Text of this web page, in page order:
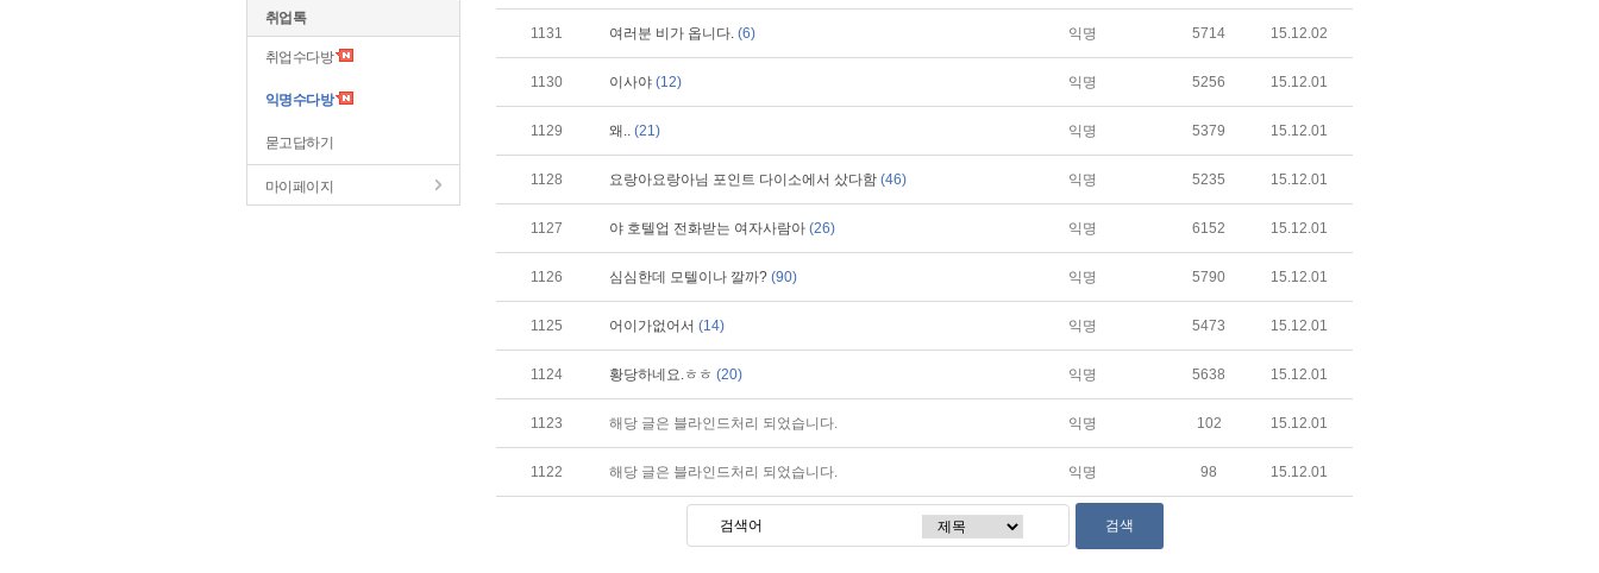
취업톡
취업수다방
익명수다방
묻고답하기
마이페이지
1131 여러분 비가 옵니다. (6) 익명 5714 15.12.02
1130 이사야 (12) 익명 5256 15.12.01
1129 왜.. (21) 익명 5379 15.12.01
1128 요랑아요랑아님 포인트 다이소에서 샀다함 (46) 익명 5235 15.12.01
1127 야 호텔업 전화받는 여자사람아 (26) 익명 6152 15.12.01
1126 심심한데 모텔이나 깔까? (90) 익명 5790 15.12.01
1125 어이가없어서 (14) 익명 5473 15.12.01
1124 황당하네요.ㅎㅎ (20) 익명 5638 15.12.01
1123 해당 글은 블라인드처리 되었습니다. 익명 102 15.12.01
1122 해당 글은 블라인드처리 되었습니다. 익명 98 15.12.01